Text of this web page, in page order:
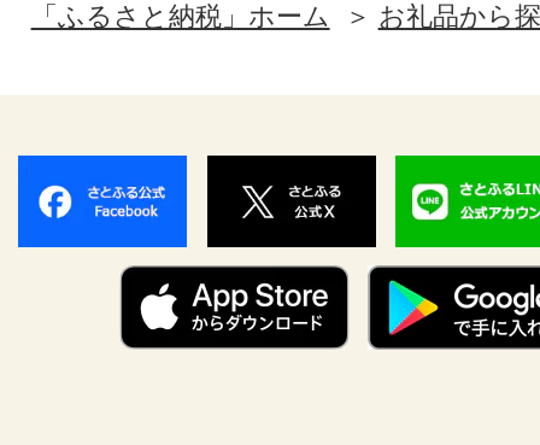
「ふるさと納税」ホーム お礼品から